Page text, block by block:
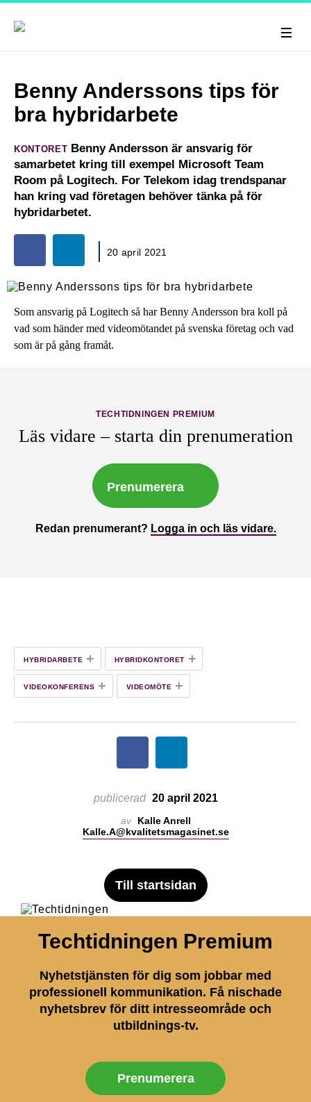
Benny Anderssons tips för
bra hybridarbete
KONTORET Benny Andersson är ansvarig för
samarbetet kring till exempel Microsoft Team
Room på Logitech. For Telekom idag trendspanar
han kring vad företagen behöver tänka på för
hybridarbetet.
20 april 2021
Som ansvarig på Logitech så har Benny Andersson bra koll på
vad som händer med videomötandet på svenska företag och vad
som är på gång framåt.
TECHTIDNINGEN PREMIUM
Läs vidare – starta din prenumeration
Prenumerera
Redan prenumerant? Logga in och läs vidare.
HYBRIDARBETE + HYBRIDKONTORET +
VIDEOKONFERENS + VIDEOMÖTE +
publicerad 20 april 2021
av
Kalle Anrell
Kalle.A@kvalitetsmagasinet.se
Till startsidan
Techtidningen Premium
Nyhetstjänsten för dig som jobbar med
professionell kommunikation. Få nischade
nyhetsbrev för ditt intresseområde och
utbildnings-tv.
Prenumerera